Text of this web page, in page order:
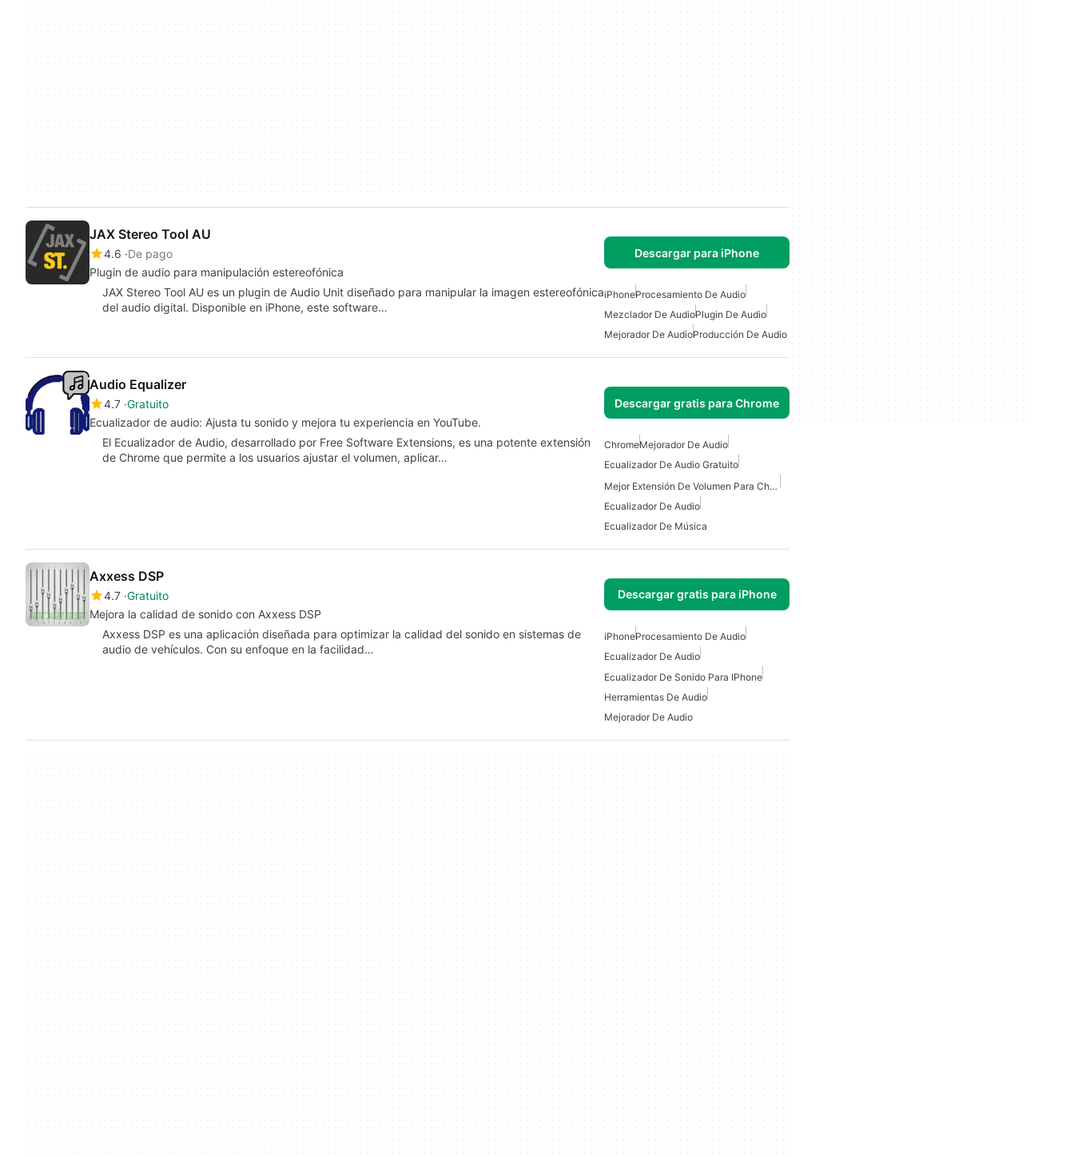
JAX Stereo Tool AU
4.6 De pago
Plugin de audio para manipulación estereofónica
Descargar para iPhone
JAX Stereo Tool AU es un plugin de Audio Unit diseñado para manipular la imagen estereofónica
del audio digital. Disponible en iPhone, este software…
iPhoneProcesamiento De Audio
Mezclador De AudioPlugin De Audio
Mejorador De AudioProducción De Audio
Audio Equalizer
4.7 Gratuito
Ecualizador de audio: Ajusta tu sonido y mejora tu experiencia en YouTube.
Descargar gratis para Chrome
El Ecualizador de Audio, desarrollado por Free Software Extensions, es una potente extensión
de Chrome que permite a los usuarios ajustar el volumen, aplicar…
ChromeMejorador De Audio
Ecualizador De Audio Gratuito
Mejor Extensión De Volumen Para Chrome
Ecualizador De Audio
Ecualizador De Música
Axxess DSP
4.7 Gratuito
Mejora la calidad de sonido con Axxess DSP
Descargar gratis para iPhone
Axxess DSP es una aplicación diseñada para optimizar la calidad del sonido en sistemas de
audio de vehículos. Con su enfoque en la facilidad…
iPhoneProcesamiento De Audio
Ecualizador De Audio
Ecualizador De Sonido Para IPhone
Herramientas De Audio
Mejorador De Audio